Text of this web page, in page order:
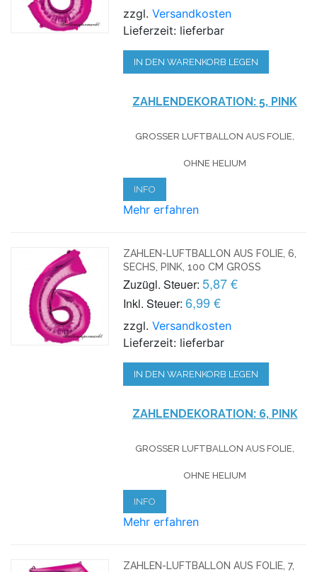
zzgl.Versandkosten
Lieferzeit: lieferbar
IN DEN WARENKORB LEGEN
ZAHLENDEKORATION: 5, PINK
GROSSER LUFTBALLON AUS FOLIE, O
HNE HELIUM
INFO
Mehr erfahren
ZAHLEN-LUFTBALLON AUS FOLIE, 6,
SECHS, PINK, 100 CM GROSS
Zuzügl. Steuer: 5,87 €
Inkl. Steuer: 6,99 €
zzgl.Versandkosten
Lieferzeit: lieferbar
IN DEN WARENKORB LEGEN
ZAHLENDEKORATION: 6, PINK
GROSSER LUFTBALLON AUS FOLIE, O
HNE HELIUM
INFO
Mehr erfahren
ZAHLEN-LUFTBALLON AUS FOLIE, 7,